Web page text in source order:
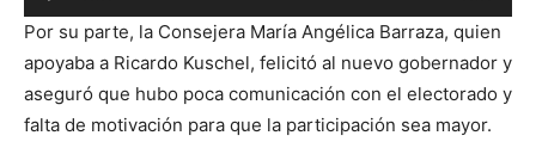
de
audio
Por su parte, la Consejera María Angélica Barraza, quien
apoyaba a Ricardo Kuschel, felicitó al nuevo gobernador y
aseguró que hubo poca comunicación con el electorado y
falta de motivación para que la participación sea mayor.